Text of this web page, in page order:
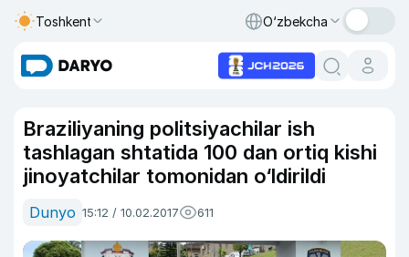
Toshkent O‘zbekcha
Braziliyaning politsiyachilar ish
tashlagan shtatida 100 dan ortiq kishi
jinoyatchilar tomonidan o‘ldirildi
Dunyo 15:12 / 10.02.2017 611